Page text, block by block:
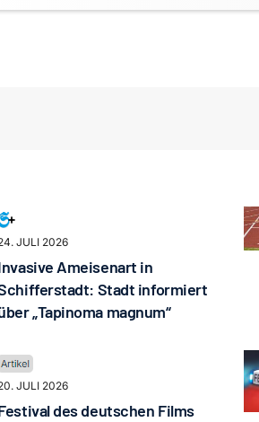
JULI 2026
Ameisenart in
Stadt informiert
„Tapinoma magnum“
JULI 2026
des deutschen Films